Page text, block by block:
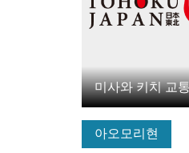
아오모리현
미사와 키치 교